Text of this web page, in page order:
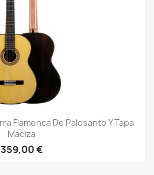
Flamenca De Palosanto Y Tapa
Maciza
359,00 €